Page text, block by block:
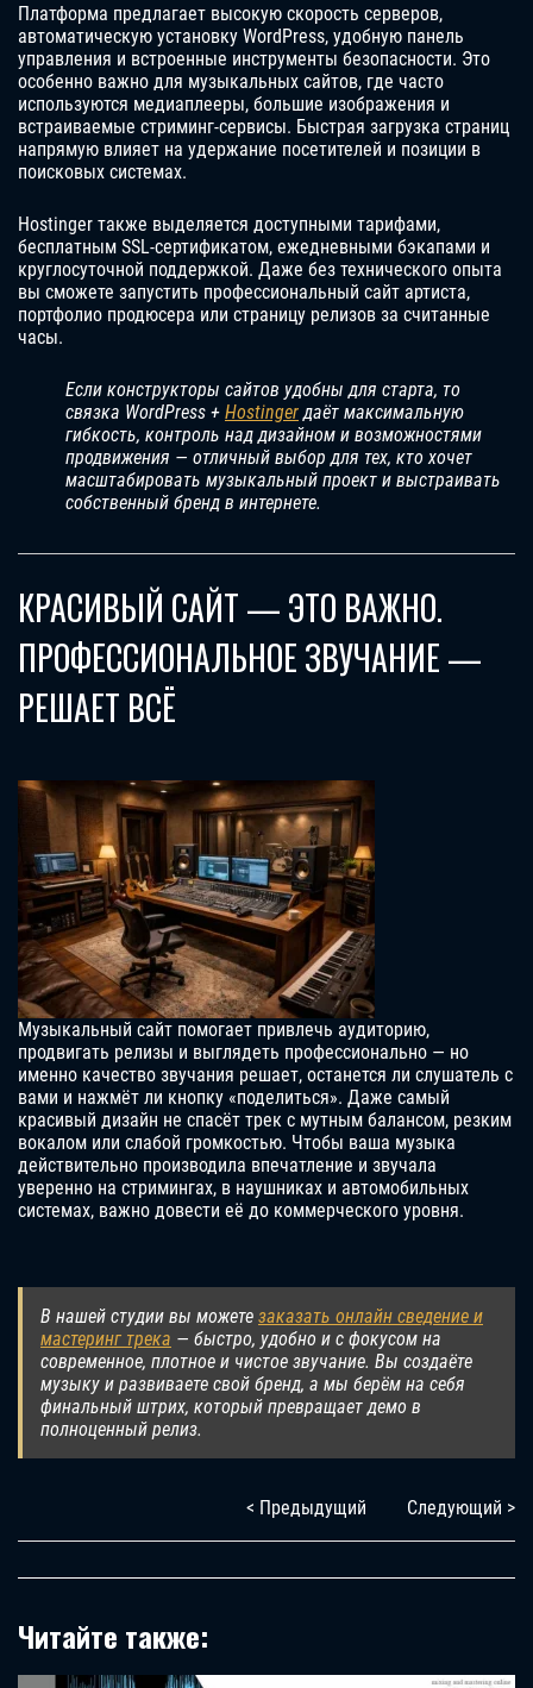
Платформа предлагает высокую скорость серверов,
автоматическую установку WordPress, удобную панель
управления и встроенные инструменты безопасности. Это
особенно важно для музыкальных сайтов, где часто
используются медиаплееры, большие изображения и
встраиваемые стриминг-сервисы. Быстрая загрузка страниц
напрямую влияет на удержание посетителей и позиции в
поисковых системах.
Hostinger также выделяется доступными тарифами,
бесплатным SSL-сертификатом, ежедневными бэкапами и
круглосуточной поддержкой. Даже без технического опыта
вы сможете запустить профессиональный сайт артиста,
портфолио продюсера или страницу релизов за считанные
часы.
Если конструкторы сайтов удобны для старта, то
связка WordPress + Hostingerдаёт максимальную
гибкость, контроль над дизайном и возможностями
продвижения — отличный выбор для тех, кто хочет
масштабировать музыкальный проект и выстраивать
собственный бренд в интернете.
КРАСИВЫЙ САЙТ — ЭТО ВАЖНО.
ПРОФЕССИОНАЛЬНОЕ ЗВУЧАНИЕ —
РЕШАЕТ ВСЁ
Музыкальный сайт помогает привлечь аудиторию,
продвигать релизы и выглядеть профессионально — но
именно качество звучания решает, останется ли слушатель с
вами и нажмёт ли кнопку «поделиться». Даже самый
красивый дизайн не спасёт трек с мутным балансом, резким
вокалом или слабой громкостью. Чтобы ваша музыка
действительно производила впечатление и звучала
уверенно на стримингах, в наушниках и автомобильных
системах, важно довести её до коммерческого уровня.
В нашей студии вы можете заказать онлайн сведение и
мастеринг трека — быстро, удобно и с фокусом на
современное, плотное и чистое звучание. Вы создаёте
музыку и развиваете свой бренд, а мы берём на себя
финальный штрих, который превращает демо в
полноценный релиз.
< Предыдущий Следующий >
Читайте также: